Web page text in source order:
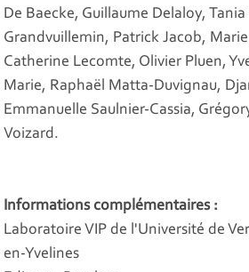
De Baecke, Guillaume Delaloy,
Grandvuillemin, Patrick Jacob,
Catherine Lecomte, Olivier Pluen,
Marie, Raphaël Matta-Duvignau,
Emmanuelle Saulnier-Cassia,
Voizard.
Informations complémentaires :
Laboratoire VIP de l'Université de
en-Yvelines